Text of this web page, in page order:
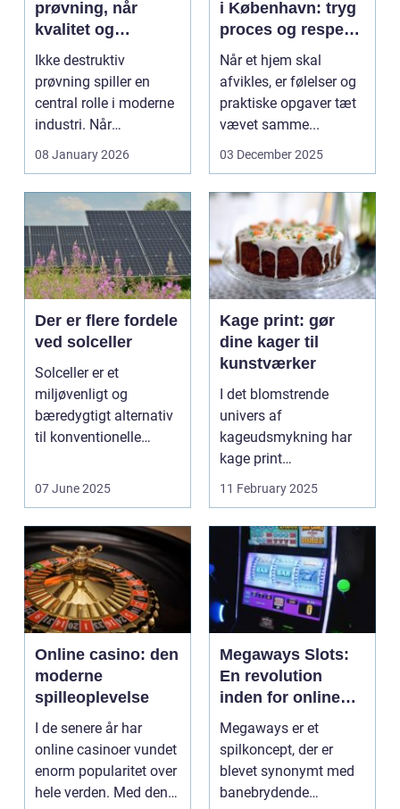
prøvning, når
kvalitet og
sikkerhed er
afgørende
Ikke destruktiv
prøvning spiller en
central rolle i moderne
industri. Når
trykbærende u...
08 January 2026
i København: tryg
proces og respekt
for boet
Når et hjem skal
afvikles, er følelser og
praktiske opgaver tæt
vævet samme...
03 December 2025
Der er flere fordele
ved solceller
Solceller er et
miljøvenligt og
bæredygtigt alternativ
til konventionelle
07 June 2025
Kage print: gør
dine kager til
kunstværker
I det blomstrende
univers af
kageudsmykning har
kage print
revolutioneret måden,
11 February 2025
Online casino: den
moderne
spilleoplevelse
I de senere år har
online casinoer vundet
enorm popularitet over
hele verden. Med den
Megaways Slots:
En revolution
inden for online
spilleautomater
Megaways er et
spilkoncept, der er
blevet synonymt med
banebrydende